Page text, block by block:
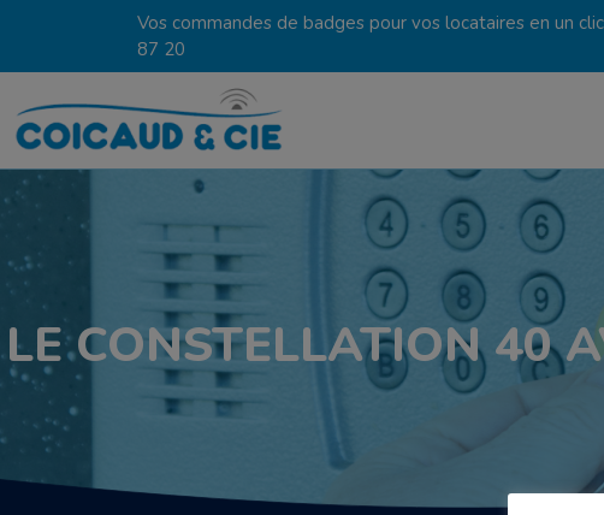
Vos commandes de badges pour vos locataires en un
87 20
LE CONSTELLATION 40